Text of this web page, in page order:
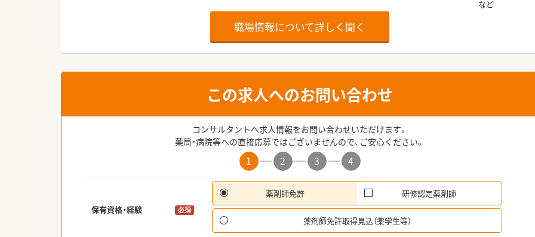
職場情報について詳しく聞く
この求人へのお問い合わせ
コンサルタントへ求人情報をお問い合わせいただけます。
薬局・病院等への直接応募ではございませんので、ご安心ください。
1 2 3 4
保有資格・経験 必須
薬剤師免許 研修認定薬剤師
薬剤師免許取得見込（薬学生等）